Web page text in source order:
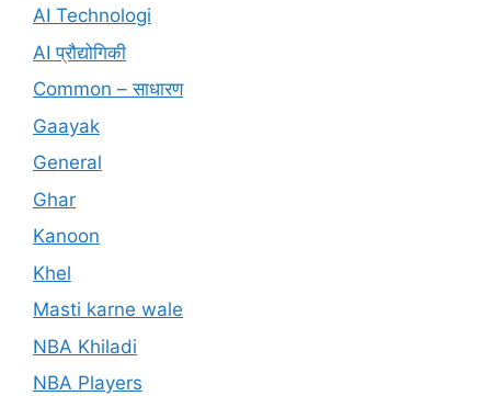
AI Technologi
AI प्रौद्योगिकी
Common – साधारण
Gaayak
General
Ghar
Kanoon
Khel
Masti karne wale
NBA Khiladi
NBA Players